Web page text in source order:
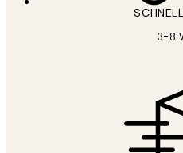
3-8